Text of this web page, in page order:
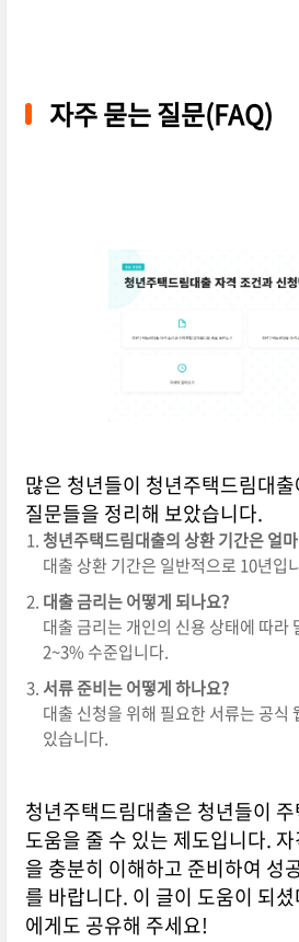
자주 묻는 질문(FAQ)
많은 청년들이 청년주택드림대
질문들을 정리해 보았습니다.
청년주택드림대출의 상환 기간은 얼
대출 상환 기간은 일반적으로 10년입
대출 금리는 어떻게 되나요?
대출 금리는 개인의 신용 상태에 따라
2~3% 수준입니다.
서류 준비는 어떻게 하나요?
대출 신청을 위해 필요한 서류는 공식
있습니다.
청년주택드림대출은 청년들이
도움을 줄 수 있는 제도입니다.
을 충분히 이해하고 준비하여 성
를 바랍니다. 이 글이 도움이 되
에게도 공유해 주세요!